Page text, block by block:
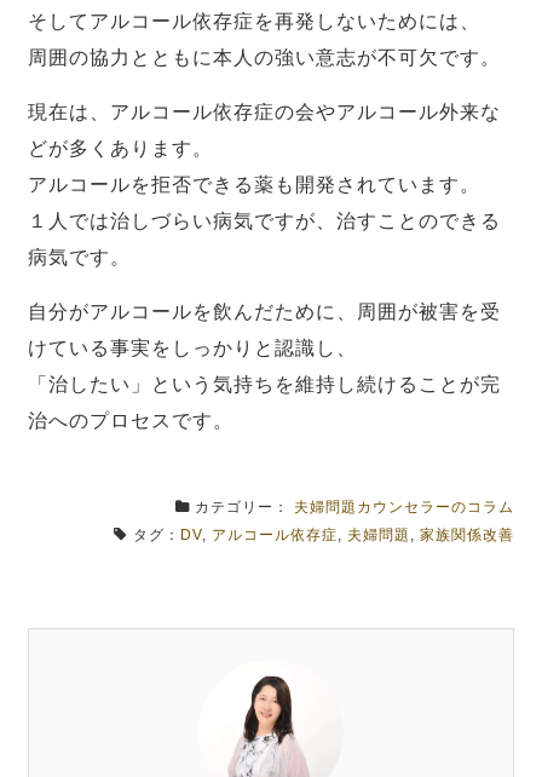
そしてアルコール依存症を再発しないためには、
周囲の協力とともに本人の強い意志が不可欠です。
現在は、アルコール依存症の会やアルコール外来な
どが多くあります。
アルコールを拒否できる薬も開発されています。
１人では治しづらい病気ですが、治すことのできる
病気です。
自分がアルコールを飲んだために、周囲が被害を受
けている事実をしっかりと認識し、
「治したい」という気持ちを維持し続けることが完
治へのプロセスです。
カテゴリー：
夫婦問題カウンセラーのコラム
タグ： DV, アルコール依存症 夫婦問題 家族関係改善